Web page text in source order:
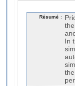
Résumé :
In